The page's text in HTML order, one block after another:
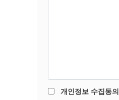
개인정보 수집동의